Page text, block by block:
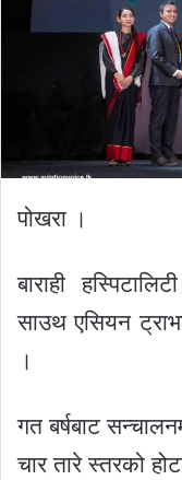
पोखरा ।
बाराही
साउथ एसियन
।
गत बर्षबाट
चार तारे स्तरको